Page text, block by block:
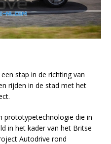
stap in de richting van
rijden in de stad met het
prototypetechnologie die in
in het kader van het Britse
Autodrive rond